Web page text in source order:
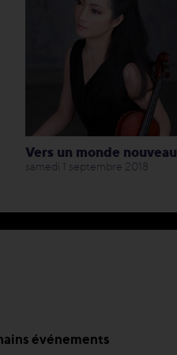
Vers un monde nouveau
samedi 1 septembre 2018
événements